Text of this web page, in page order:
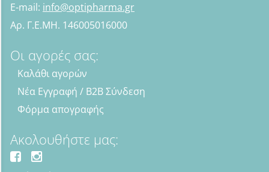
E-mail: info@optipharma.gr
Αρ. Γ.Ε.ΜΗ. 146005016000
Οι αγορές σας:
Καλάθι αγορών
Νέα Εγγραφή / B2B Σύνδεση
Φόρμα απογραφής
Ακολουθήστε μας: